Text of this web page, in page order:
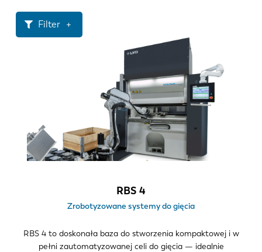
Filter
Grubość materiału
1-6 mm
0–1,5 m
RBS 4
Zrobotyzowane systemy do gięcia
RBS 4 to doskonała baza do stworzenia kompaktowej i w
pełni zautomatyzowanej celi do gięcia — idealnie